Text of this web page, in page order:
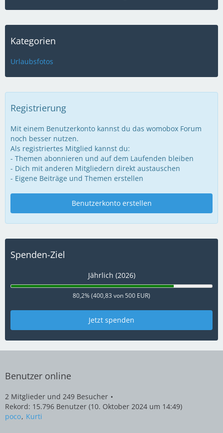
Kategorien
Urlaubsfotos
Registrierung
Mit einem Benutzerkonto kannst du das womobox Forum
noch besser nutzen.
Als registriertes Mitglied kannst du:
- Themen abonnieren und auf dem Laufenden bleiben
- Dich mit anderen Mitgliedern direkt austauschen
- Eigene Beiträge und Themen erstellen
Benutzerkonto erstellen
Spenden-Ziel
Jährlich (2026)
80,2% (400,83 von 500 EUR)
Jetzt spenden
Benutzer online
2 Mitglieder und 249 Besucher
Rekord: 15.796 Benutzer (10. Oktober 2024 um 14:49)
poco Kurti